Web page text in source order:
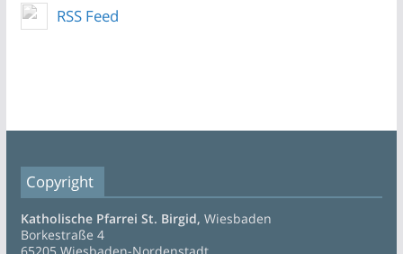
RSS Feed
Copyright
Katholische Pfarrei St. Birgid, Wiesbaden
Borkestraße 4